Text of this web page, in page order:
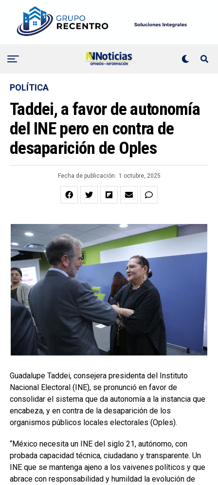
POLÍTICA
Taddei, a favor de autonomía
del INE pero en contra de
desaparición de Oples
Fecha de publicación: 1 octubre, 2025
Guadalupe Taddei, consejera presidenta del Instituto
Nacional Electoral (INE), se pronunció en favor de
consolidar el sistema que da autonomía a la instancia que
encabeza, y en contra de la desaparición de los
organismos públicos locales electorales (Oples).
“México necesita un INE del siglo 21, autónomo, con
probada capacidad técnica, ciudadano y transparente. Un
INE que se mantenga ajeno a los vaivenes políticos y que
abrace con responsabilidad y humildad la evolución de